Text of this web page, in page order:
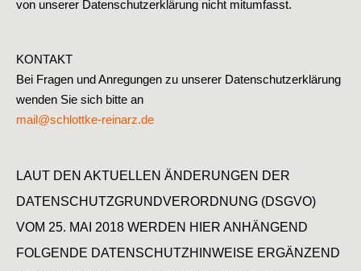
von unserer Datenschutzerklärung nicht mitumfasst.
KONTAKT
Bei Fragen und Anregungen zu unserer Datenschutzerklärung
wenden Sie sich bitte an
mail@schlottke-reinarz.de
LAUT DEN AKTUELLEN ÄNDERUNGEN DER
DATENSCHUTZGRUNDVERORDNUNG (DSGVO)
VOM 25. MAI 2018 WERDEN HIER ANHÄNGEND
FOLGENDE DATENSCHUTZHINWEISE ERGÄNZEND